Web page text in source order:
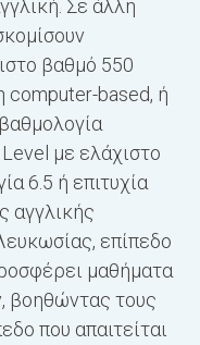
Σε άλλη
βαθμό 550
computer-based, ή
Level με ελάχιστο
6.5 ή επιτυχία
αγγλικής
επίπεδο
μαθήματα
βοηθώντας τους
που απαιτείται